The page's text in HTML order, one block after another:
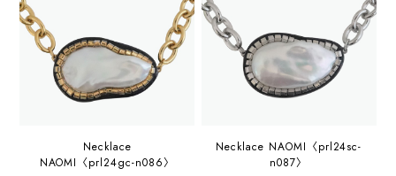
Necklace
NAOMI〈prl24gc-n086〉
Necklace NAOMI〈prl24sc-
n087〉